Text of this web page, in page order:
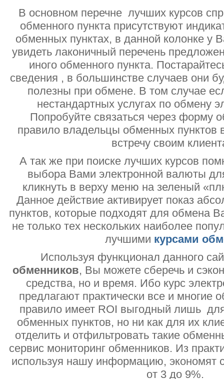
В основном перечне лучших курсов
обменного пункта присутствуют
обменных пунктах, в данной колонке у
увидеть лаконичный перечень
иного обменного пункта.
сведения , в большинстве случаев они
полезны при обмене. В том случае
нестандартных услугах по обмену
Попробуйте связаться через форму
правило владельцы обменных пунктов
встречу своим
А так же при поиске лучших курсов
выбора Вами электронной валюты
кликнуть в верху меню на зеленый
Данное действие активирует показ
пунктов, которые подходят для обмена
не только тех нескольких наиболее
лучшими курсами
Используя функционал данного
обменников, Вы можете сберечь и
средства, но и время. Ибо курс
предлагают практически все и многие
правило имеет ROI выгодный лишь
обменных пунктов, но ни как для их
отделить и отфильтровать такие
сервис мониторинг обменников. Из
используя нашу информацию, экономят
от 3 до 9%.